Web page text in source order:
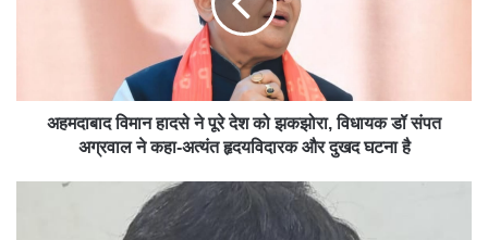
अहमदाबाद विमान हादसे ने पूरे देश को झकझोरा, विधायक डॉ संपत
अग्रवाल ने कहा-अत्यंत हृदयविदारक और दुखद घटना है